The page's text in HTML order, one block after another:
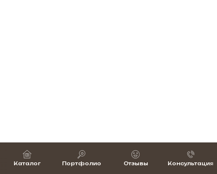
Каталог Портфолио Отзывы Консультация